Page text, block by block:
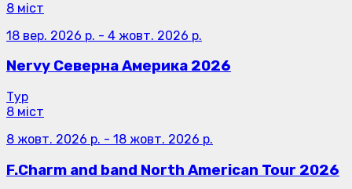
8 міст
18 вер. 2026 р. - 4 жовт. 2026 р.
Nervy Северна Америка 2026
Тур
8 міст
8 жовт. 2026 р. - 18 жовт. 2026 р.
F.Charm and band North American Tour 2026